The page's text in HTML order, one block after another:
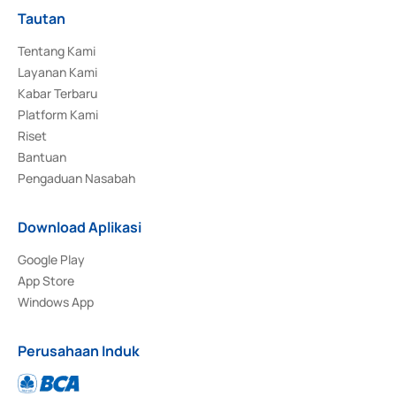
Tautan
Tentang Kami
Layanan Kami
Kabar Terbaru
Platform Kami
Riset
Bantuan
Pengaduan Nasabah
Download Aplikasi
Google Play
App Store
Windows App
Perusahaan Induk